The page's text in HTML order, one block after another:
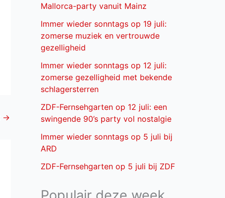
→
Mallorca-party vanuit Mainz
Immer wieder sonntags op 19 juli:
zomerse muziek en vertrouwde
gezelligheid
Immer wieder sonntags op 12 juli:
zomerse gezelligheid met bekende
schlagersterren
ZDF-Fernsehgarten op 12 juli: een
swingende 90’s party vol nostalgie
Immer wieder sonntags op 5 juli bij
ARD
ZDF-Fernsehgarten op 5 juli bij ZDF